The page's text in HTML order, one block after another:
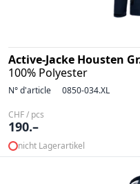
Active-Jacke Housten
100% Polyester
N° d'article 0850-034.XL
CHF / pcs
190.–
nicht Lagerartikel